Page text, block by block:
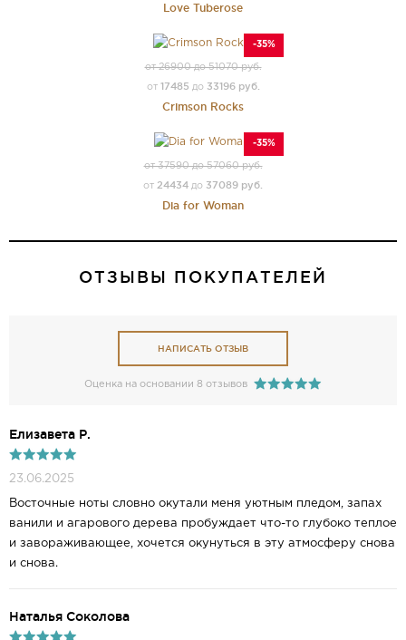
Love Tuberose
-35%
от 26900 до 51070 руб.
от 17485 до 33196 руб.
Crimson Rocks
-35%
от 37590 до 57060 руб.
от 24434 до 37089 руб.
Dia for Woman
ОТЗЫВЫ ПОКУПАТЕЛЕЙ
НАПИСАТЬ ОТЗЫВ
Оценка на основании 8 отзывов
Елизавета Р.
23.06.2025
Восточные ноты словно окутали меня уютным пледом, запах
ванили и агарового дерева пробуждает что-то глубоко теплое
и завораживающее, хочется окунуться в эту атмосферу снова
и снова.
Наталья Соколова